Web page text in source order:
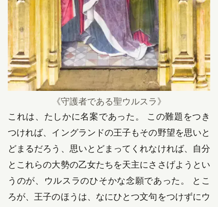
《守護者である聖ウルスラ》
これは、たしかに名案であった。 この難題をつき
つければ、イングランドの王子もその野望を思いと
どまるだろう、思いとどまってくれなければ、自分
とこれらの大勢の乙女たちを天主にささげようとい
うのが、ウルスラのひそかな念願であった。 とこ
ろが、王子のほうは、なにひとつ文句をつけずにウ